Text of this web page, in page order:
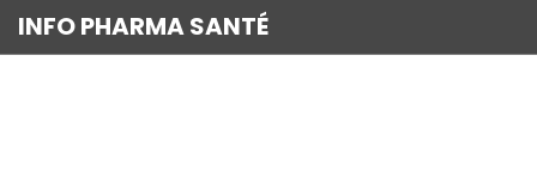
INFO PHARMA SANTÉ